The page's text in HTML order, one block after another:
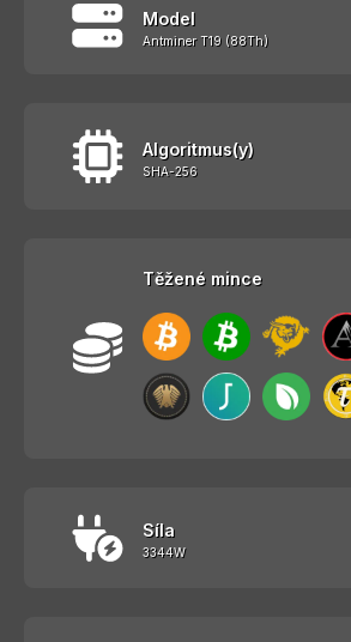
Model
Antminer T19 (88Th)
Algoritmus(y)
SHA-256
Těžené mince
Síla
3344W